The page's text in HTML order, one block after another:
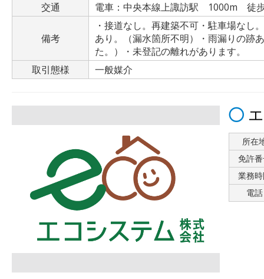
交通
電車：中央本線上諏訪駅 1000m 徒
備考
・接道なし。再建築不可・駐車場なし
あり。（漏水箇所不明）・雨漏りの跡
た。）・未登記の離れがあります。
取引態様
一般媒介
所在
免許
業務
電話